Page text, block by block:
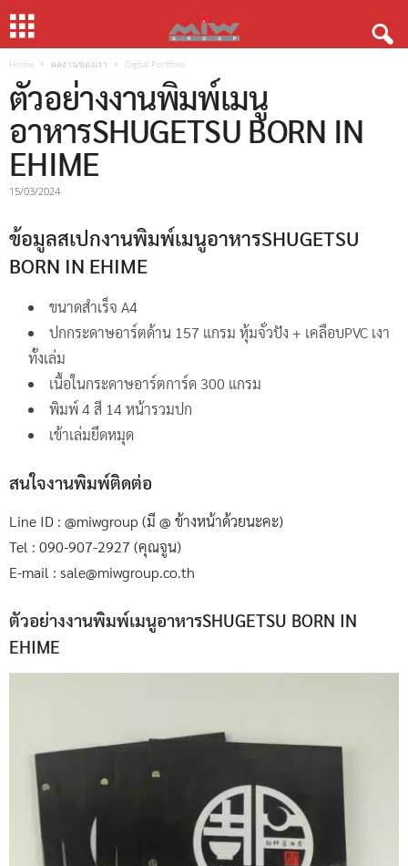
Home ผลงานของเรา Digital Portfolio
ตัวอย่างงานพิมพ์เมนู
อาหารSHUGETSU BORN IN
EHIME
15/03/2024
ข้อมูลสเปกงานพิมพ์เมนูอาหารSHUGETSU
BORN IN EHIME
ขนาดสำเร็จ A4
ปกกระดาษอาร์ตด้าน 157 แกรม หุ้มจั่วปัง + เคลือบPVC เงา
ทั้งเล่ม
เนื้อในกระดาษอาร์ตการ์ด 300 แกรม
พิมพ์ 4 สี 14 หน้ารวมปก
เข้าเล่มยึดหมุด
สนใจงานพิมพ์ติดต่อ
Line ID : @miwgroup (มี @ ข้างหน้าด้วยนะคะ)
Tel : 090-907-2927 (คุณจูน)
E-mail : sale@miwgroup.co.th
ตัวอย่างงานพิมพ์เมนูอาหารSHUGETSU BORN IN
EHIME